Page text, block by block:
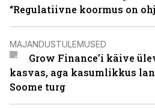
“Regulatiivne koormus on
MAJANDUSTULEMUSED
Grow Finance’i käive
kasvas, aga kasumlikkus
Soome turg